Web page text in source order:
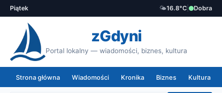
Piątek 🌤️16.8°C Dobra
zGdyni
Portal lokalny — wiadomości, biznes, kultura
Strona główna Wiadomości Kronika Biznes Kultura